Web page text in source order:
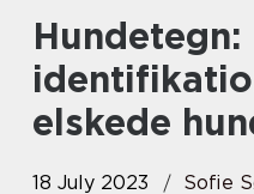
Hundetegn: En vigtig
elskede
18 July 2023
Sofie